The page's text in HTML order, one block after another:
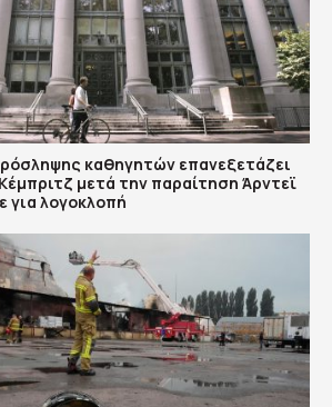
καθηγητών επανεξετάζει
μετά την παραίτηση Άρντεϊ
για λογοκλοπή